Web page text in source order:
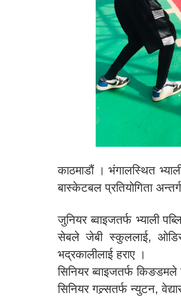
काठमाडौं । भंगालस्थित
बास्केटबल प्रतियोगिता
जुनियर ब्वाइजतर्फ भ्याली
सेबले जेबी स्कुललाई,
भद्रकालीलाई हराए ।
सिनियर ब्वाइजतर्फ किङडमले
सिनियर गल्र्सतर्फ न्युटन,